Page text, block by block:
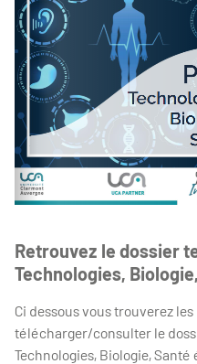
Retrouvez le dossier
Technologies,
Ci dessous vous trouverez
télécharger/consulter le
Technologies, Biologie,